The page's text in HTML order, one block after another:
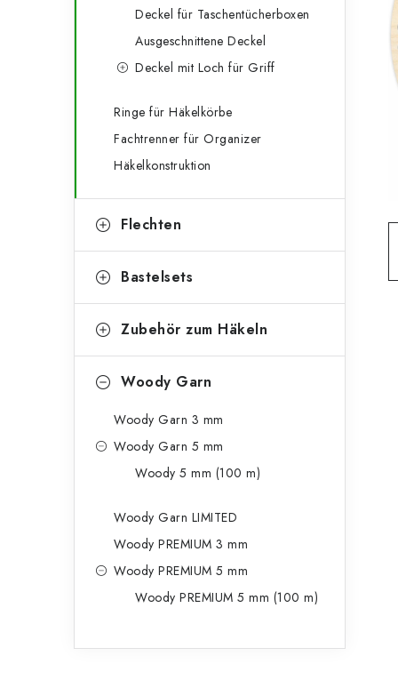
s
e
Deckel für Taschentücherboxen
Ausgeschnittene Deckel
Deckel mit Loch für Griff
Ringe für Häkelkörbe
Fachtrenner für Organizer
Häkelkonstruktion
Flechten
Bastelsets
Zubehör zum Häkeln
Woody Garn
Woody Garn 3 mm
Woody Garn 5 mm
Woody 5 mm (100 m)
Woody Garn LIMITED
Woody PREMIUM 3 mm
Woody PREMIUM 5 mm
Woody PREMIUM 5 mm (100 m)